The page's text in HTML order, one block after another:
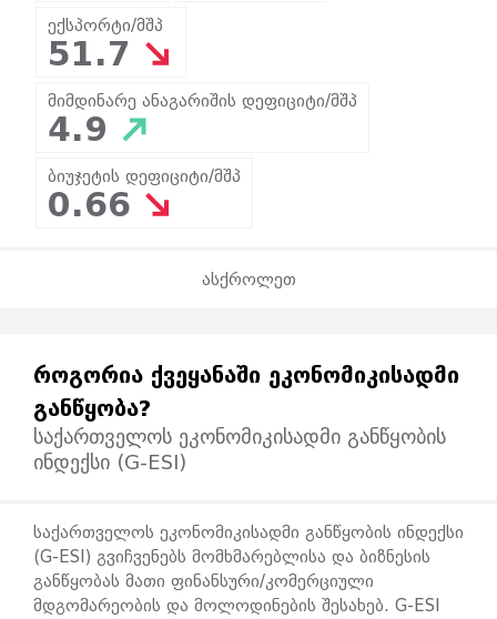
ექსპორტი/მშპ
51.7
მიმდინარე ანაგარიშის დეფიციტი/მშპ
4.9
ბიუჯეტის დეფიციტი/მშპ
0.66
ასქროლეთ
ᲠᲝᲒᲝᲠᲘᲐ ᲥᲕᲔᲧᲐᲜᲐᲨᲘ ᲔᲙᲝᲜᲝᲛᲘᲙᲘᲡᲐᲓᲛᲘ
ᲒᲐᲜᲬᲧᲝᲑᲐ?
საქართველოს ეკონომიკისადმი განწყობის
ინდექსი (G-ESI)
საქართველოს ეკონომიკისადმი განწყობის ინდექსი
(G-ESI) გვიჩვენებს მომხმარებლისა და ბიზნესის
განწყობას მათი ფინანსური/კომერციული
მდგომარეობის და მოლოდინების შესახებ. G-ESI